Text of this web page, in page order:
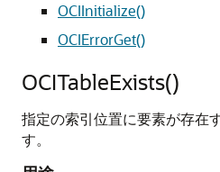
OCIInitialize()
OCIErrorGet()
OCITableExists()
指定の索引位置に要素が存在
す。